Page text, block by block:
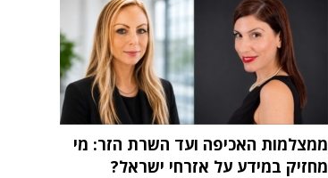
ממצלמות האכיפה ועד השרת הזר: מי
מחזיק במידע על אזרחי ישראל?